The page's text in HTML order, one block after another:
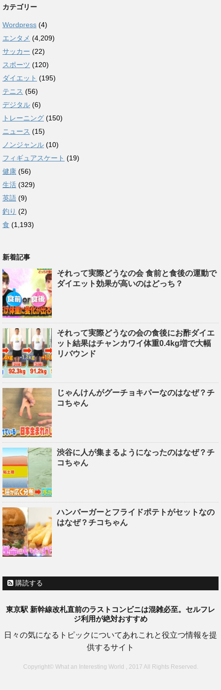
カテゴリー
Wordpress (4)
エンタメ (4,209)
サッカー (22)
スポーツ (120)
ダイエット (195)
テニス (56)
デジタル (6)
トレーニング (150)
ニュース (15)
ノンジャンル (10)
フィギュアスケート (19)
健康 (56)
生活 (329)
英語 (9)
釣り (2)
食 (1,193)
新着記事
それって実際どうなの会 食前と食後の運動で
ダイエット効果が高いのはどっち？
それって実際どうなの会の食後にお酢ダイエ
ット結果はチャンカワイ体重0.4kg増で大幅
リバウンド
じゃんけんがグーチョキパーなのはなぜ？チ
コちゃん
渋谷に人が集まるようになったのはなぜ？チ
コちゃん
ハンバーガーとフライドポテトがセットなの
はなぜ？チコちゃん
購読する
東京駅 新幹線改札直前のラストコンビニは混雑必至。セルフレ
ジ利用が絶対おすすめ
日々の気になるトピックについてあれこれと役立つ情報を提
供するサイト
Copyright© What an Interesting World , 2017 All Rights Reserved.